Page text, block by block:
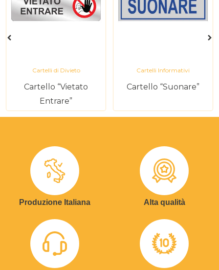
Cartelli di Divieto
Cartello “Vietato
Entrare”
Cartelli Informativi
Cartello “Suonare”
Produzione Italiana Alta qualità